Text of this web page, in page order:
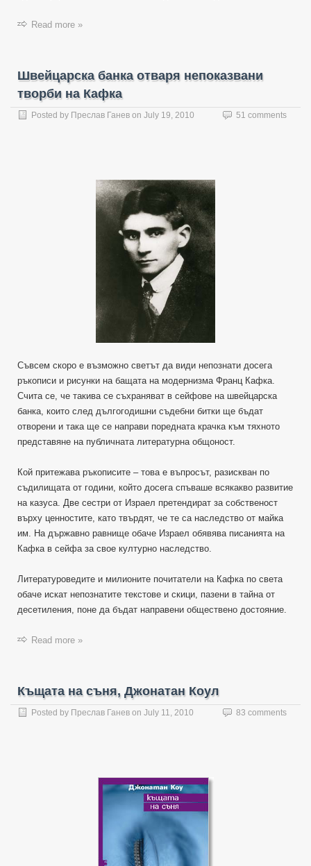
Read more »
Швейцарска банка отваря непоказвани
творби на Кафка
Posted by Преслав Ганев on July 19, 2010 51 comments
Съвсем скоро е възможно светът да види непознати досега
ръкописи и рисунки на бащата на модернизма Франц Кафка.
Счита се, че такива се съхраняват в сейфове на швейцарска
банка, които след дългогодишни съдебни битки ще бъдат
отворени и така ще се направи поредната крачка към тяхното
представяне на публичната литературна общоност.
Кой притежава ръкописите – това е въпросът, разискван по
съдилищата от години, който досега спъваше всякакво развитие
на казуса. Две сестри от Израел претендират за собственост
върху ценностите, като твърдят, че те са наследство от майка
им. На държавно равнище обаче Израел обявява писанията на
Кафка в сейфа за свое културно наследство.
Литературоведите и милионите почитатели на Кафка по света
обаче искат непознатите текстове и скици, пазени в тайна от
десетиления, поне да бъдат направени обществено достояние.
Read more »
Къщата на съня, Джонатан Коул
Posted by Преслав Ганев on July 11, 2010 83 comments